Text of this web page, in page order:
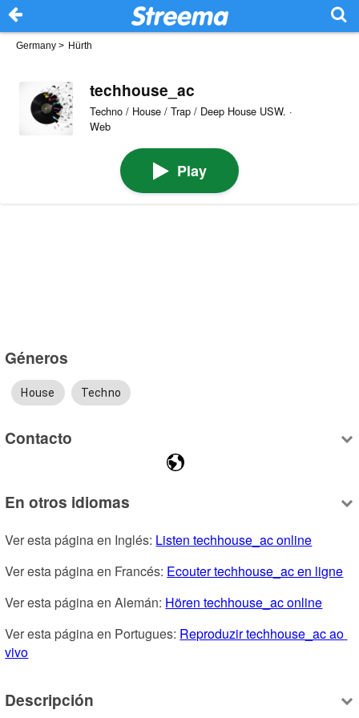
Germany > Hürth
techhouse_ac
Techno / House / Trap / Deep House USW. ·
Web
Play
Géneros
House Techno
Contacto
En otros idiomas
Ver esta página en Inglés: Listen techhouse_ac online
Ver esta página en Francés: Ecouter techhouse_ac en ligne
Ver esta página en Alemán: Hören techhouse_ac online
Ver esta página en Portugues: Reproduzir techhouse_ac ao
vivo
Descripción